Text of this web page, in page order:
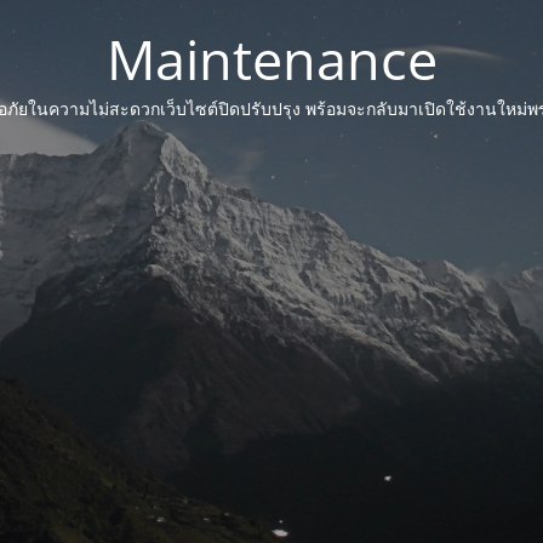
Maintenance
ภัยในความไม่สะดวกเว็บไซต์ปิดปรับปรุง พร้อมจะกลับมาเปิดใช้งานใหม่พ